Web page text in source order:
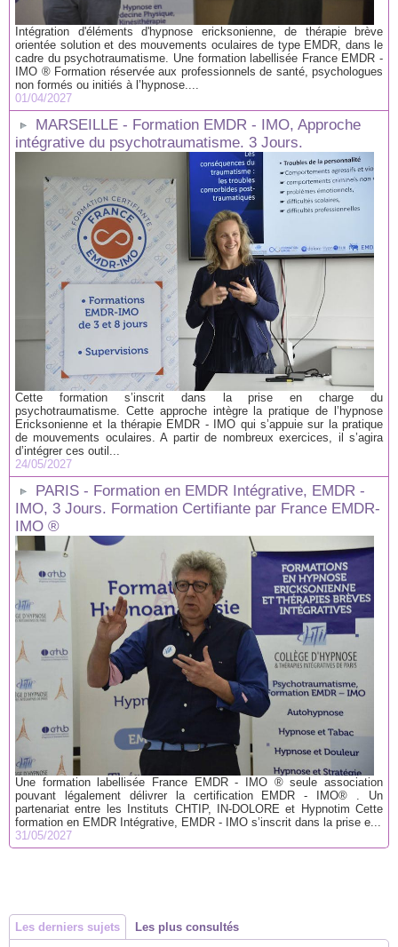
Intégration d'éléments d'hypnose ericksonienne, de thérapie brève
orientée solution et des mouvements oculaires de type EMDR, dans le
cadre du psychotraumatisme. Une formation labellisée France EMDR -
IMO ® Formation réservée aux professionnels de santé, psychologues
non formés ou initiés à l’hypnose....
01/04/2027
MARSEILLE - Formation EMDR - IMO, Approche
intégrative du psychotraumatisme. 3 Jours.
Cette formation s’inscrit dans la prise en charge du
psychotraumatisme. Cette approche intègre la pratique de l’hypnose
Ericksonienne et la thérapie EMDR - IMO qui s’appuie sur la pratique
de mouvements oculaires. A partir de nombreux exercices, il s’agira
d’intégrer ces outil...
24/05/2027
PARIS - Formation en EMDR Intégrative, EMDR -
IMO, 3 Jours. Formation Certifiante par France EMDR-
IMO ®
Une formation labellisée France EMDR - IMO ® seule association
pouvant légalement délivrer la certification EMDR - IMO® . Un
partenariat entre les Instituts CHTIP, IN-DOLORE et Hypnotim Cette
formation en EMDR Intégrative, EMDR - IMO s’inscrit dans la prise e...
31/05/2027
Les derniers sujets Les plus consultés